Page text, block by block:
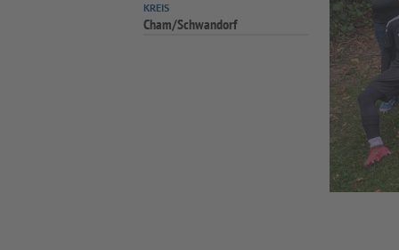
KREIS
Cham/Schwandorf